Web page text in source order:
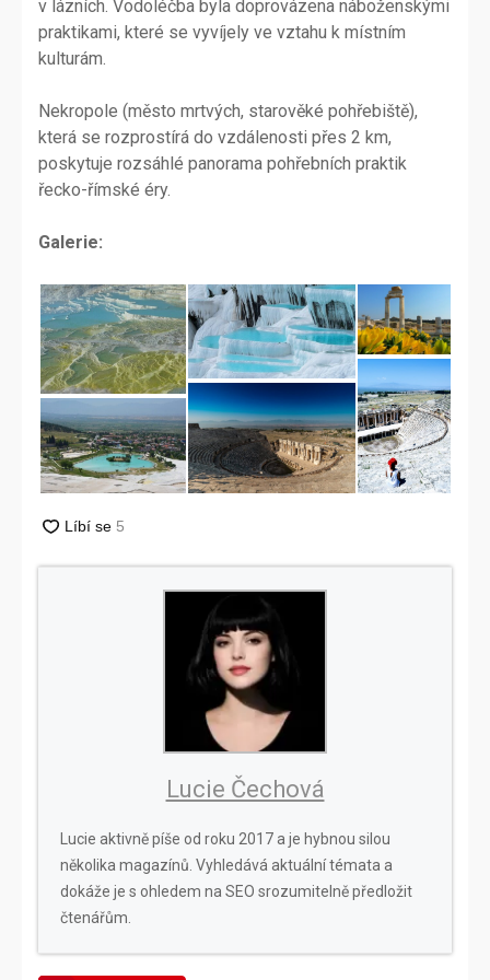
v lázních. Vodoléčba byla doprovázena náboženskými
praktikami, které se vyvíjely ve vztahu k místním
kulturám.
Nekropole (město mrtvých, starověké pohřebiště),
která se rozprostírá do vzdálenosti přes 2 km,
poskytuje rozsáhlé panorama pohřebních praktik
řecko-římské éry.
Galerie:
Lucie Čechová
Lucie aktivně píše od roku 2017 a je hybnou silou
několika magazínů. Vyhledává aktuální témata a
dokáže je s ohledem na SEO srozumitelně předložit
čtenářům.